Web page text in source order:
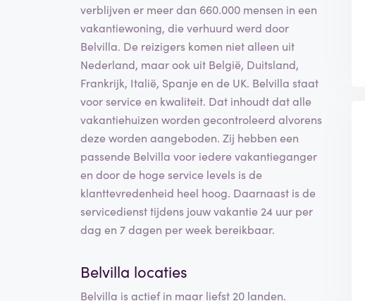
verblijven er meer dan 660.000 mensen in een
vakantiewoning, die verhuurd werd door
Belvilla. De reizigers komen niet alleen uit
Nederland, maar ook uit België, Duitsland,
Frankrijk, Italië, Spanje en de UK. Belvilla staat
voor service en kwaliteit. Dat inhoudt dat alle
vakantiehuizen worden gecontroleerd alvorens
deze worden aangeboden. Zij hebben een
passende Belvilla voor iedere vakantieganger
en door de hoge service levels is de
klanttevredenheid heel hoog. Daarnaast is de
servicedienst tijdens jouw vakantie 24 uur per
dag en 7 dagen per week bereikbaar.
Belvilla locaties
Belvilla is actief in maar liefst 20 landen.